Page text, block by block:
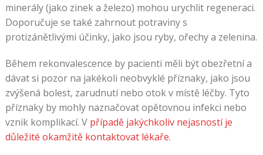
minerály (jako zinek a železo) mohou urychlit regeneraci.
Doporučuje se také zahrnout potraviny s
protizánětlivými účinky, jako jsou ryby, ořechy a zelenina.
Během rekonvalescence by pacienti měli být obezřetní a
dávat si pozor na jakékoli neobvyklé příznaky, jako jsou
zvýšená bolest, zarudnutí nebo otok v místě léčby. Tyto
příznaky by mohly naznačovat opětovnou infekci nebo
vznik komplikací. V případě jakýchkoliv nejasností je
důležité okamžitě kontaktovat lékaře.